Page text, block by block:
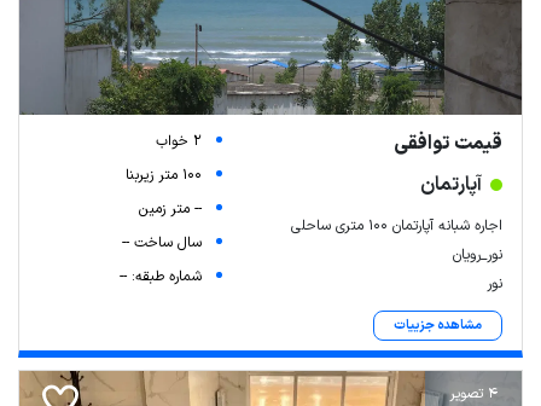
قیمت توافقی
آپارتمان
اجاره شبانه آپارتمان ۱۰۰ متری ساحلی
نور_رویان
نور
مشاهده جزییات
2 خواب
100 متر زیربنا
-- متر زمین
سال ساخت --
شماره طبقه: --
4 تصویر